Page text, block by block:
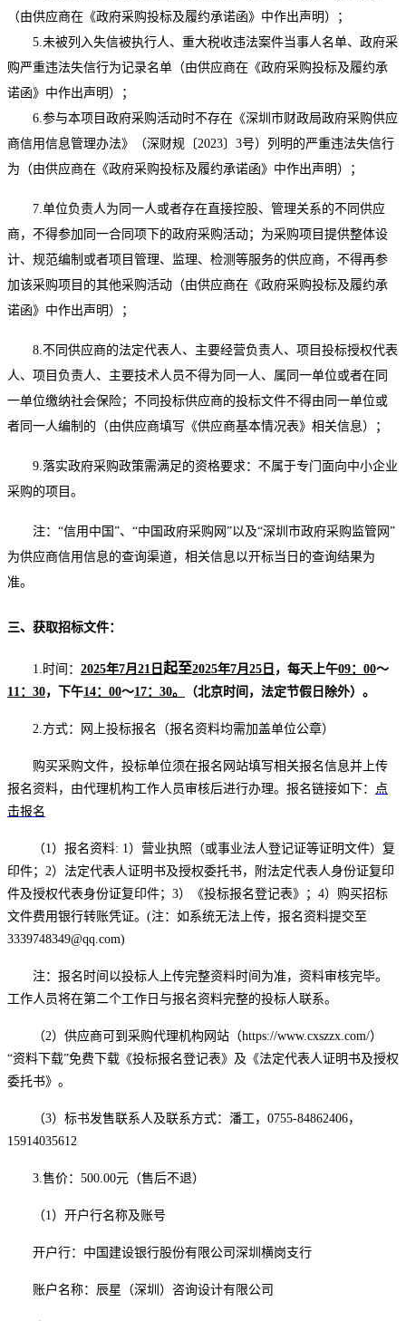
（由供应商在《政府采购投标及履约承诺函》中作出声明）；
5.未被列入失信被执行人、重大税收违法案件当事人名单、政府采
购严重违法失信行为记录名单（由供应商在《政府采购投标及履约承
诺函》中作出声明）；
6.参与本项目政府采购活动时不存在《深圳市财政局政府采购供应
商信用信息管理办法》（深财规〔2023〕3号）列明的严重违法失信行
为（由供应商在《政府采购投标及履约承诺函》中作出声明）；
7.单位负责人为同一人或者存在直接控股、管理关系的不同供应
商，不得参加同一合同项下的政府采购活动；为采购项目提供整体设
计、规范编制或者项目管理、监理、检测等服务的供应商，不得再参
加该采购项目的其他采购活动（由供应商在《政府采购投标及履约承
诺函》中作出声明）；
8.不同供应商的法定代表人、主要经营负责人、项目投标授权代表
人、项目负责人、主要技术人员不得为同一人、属同一单位或者在同
一单位缴纳社会保险；不同投标供应商的投标文件不得由同一单位或
者同一人编制的（由供应商填写《供应商基本情况表》相关信息）；
9.落实政府采购政策需满足的资格要求：不属于专门面向中小企业
采购的项目 。
注： “信用中国”、“中国政府采购网”以及“深圳市政府采购监管网”
为供应商信用信息的查询渠道，相关信息以开标当日的查询结果为
准。
三、获取招标文件：
1.时间： 2025年7月 21 日 起至2025年7月 25 日 ，每天上午09：00～
11：30，下午14：00～17：30。 （北京时间，法定节假日除外）。
2.方式：网上投标报名（报名资料均需加盖单位公章）
购买采购文件，投标单位须在报名网站填写相关报名信息并上传
报名资料，由代理机构工作人员审核后进行办理。报名链接如下： 点
击报名
（1）报名资料: 1）营业执照（或事业法人登记证等证明文件）复
印件；2）法定代表人证明书及授权委托书，附法定代表人身份证复印
件及授权代表身份证复印件；3）《投标报名登记表》；4）购买招标
文件费用银行转账凭证。 (注：如系统无法上传，报名资料提交至
3339748349@qq.com)
注：报名时间以投标人上传完整资料时间为准，资料审核完毕。
工作人员将在第二个工作日与报名资料完整的投标人联系。
（2）供应商可到采购代理机构网站（https://www.cxszzx.com/）
“资料下载”免费下载《投标报名登记表》及《法定代表人证明书及授权
委托书》。
（3）标书发售联系人及联系方式：潘工， 0755-84862406，
15914035612
3.售价：500.00元（售后不退）
（1）开户行名称及账号
开户行：中国建设银行股份有限公司深圳横岗支行
账户名称：辰星（深圳）咨询设计有限公司